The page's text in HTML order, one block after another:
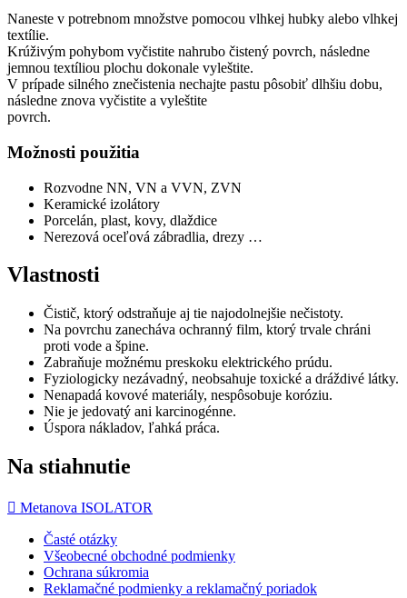
Naneste v potrebnom množstve pomocou vlhkej hubky alebo vlhkej
textílie.
Krúživým pohybom vyčistite nahrubo čistený povrch, následne
jemnou textíliou plochu dokonale vyleštite.
V prípade silného znečistenia nechajte pastu pôsobiť dlhšiu dobu,
následne znova vyčistite a vyleštite
povrch.
Možnosti použitia
Rozvodne NN, VN a VVN, ZVN
Keramické izolátory
Porcelán, plast, kovy, dlaždice
Nerezová oceľová zábradlia, drezy …
Vlastnosti
Čistič, ktorý odstraňuje aj tie najodolnejšie nečistoty.
Na povrchu zanecháva ochranný film, ktorý trvale chráni
proti vode a špine.
Zabraňuje možnému preskoku elektrického prúdu.
Fyziologicky nezávadný, neobsahuje toxické a dráždivé látky.
Nenapadá kovové materiály, nespôsobuje koróziu.
Nie je jedovatý ani karcinogénne.
Úspora nákladov, ľahká práca.
Na stiahnutie
 Metanova ISOLATOR
Časté otázky
Všeobecné obchodné podmienky
Ochrana súkromia
Reklamačné podmienky a reklamačný poriadok